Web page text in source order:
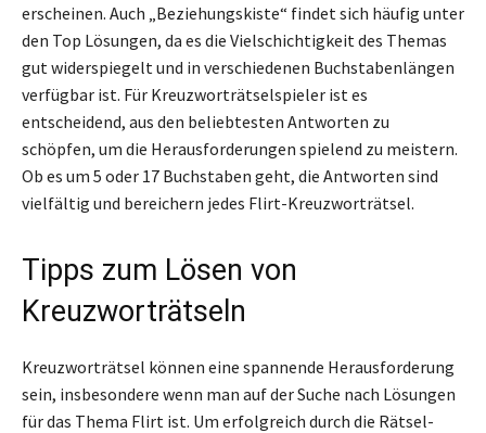
erscheinen. Auch „Beziehungskiste“ findet sich häufig unter
den Top Lösungen, da es die Vielschichtigkeit des Themas
gut widerspiegelt und in verschiedenen Buchstabenlängen
verfügbar ist. Für Kreuzworträtselspieler ist es
entscheidend, aus den beliebtesten Antworten zu
schöpfen, um die Herausforderungen spielend zu meistern.
Ob es um 5 oder 17 Buchstaben geht, die Antworten sind
vielfältig und bereichern jedes Flirt-Kreuzworträtsel.
Tipps zum Lösen von
Kreuzworträtseln
Kreuzworträtsel können eine spannende Herausforderung
sein, insbesondere wenn man auf der Suche nach Lösungen
für das Thema Flirt ist. Um erfolgreich durch die Rätsel-